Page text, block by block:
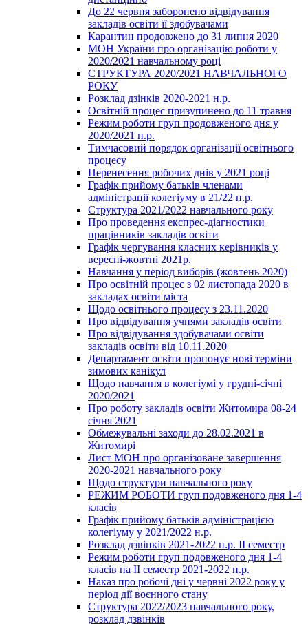
До 22 червня заборонено відвідування
закладів освіти її здобувачами
Карантин продовжено до 31 липня 2020
МОН України про організацію роботи у
2020/2021 навчальному році
СТРУКТУРА 2020/2021 НАВЧАЛЬНОГО
РОКУ
Розклад дзінків 2020-2021 н.р.
Освітній процес призупинено до 11 травня
Режим роботи груп продовженого дня у
2020/2021 н.р.
Тимчасовий порядок організації освітнього
процесу
Перенесення робочих днів у 2021 році
Графік прийому батьків членами
адміністрації колегіуму в 21/22 н.р.
Структура 2021/2022 навчального року
Про проведення експрес-діагностики
працівників закладів освіти
Графік чергування класних керівників у
вересні-жовтні 2021р.
Навчання у період виборів (жовтень 2020)
Про освітній процес з 02 листопада 2020 в
закладах освіти міста
Щодо освітнього процесу з 23.11.2020
Про відвідування учнями закладів освіти
Про відвідування здобувачами освіти
закладів освіти від 10.11.2020
Департамент освіти пропонує нові терміни
зимових канікул
Щодо навчання в колегіумі у грудні-січні
2020/2021
Про роботу закладів освіти Житомира 08-24
січня 2021
Обмежувальні заходи до 28.02.2021 в
Житомирі
Лист МОН про організоване завершення
2020-2021 навчального року
Щодо структури навчального року
РЕЖИМ РОБОТИ груп подовженого дня 1-4
класів
Графік прийому батьків адміністрацією
колегіуму у 2021/2022 н.р.
Розклад дзвінків 2021-2022 н.р. ІІ семестр
Режим роботи груп подовженого дня 1-4
класів на ІІ семестр 2021-2022 н.р.
Наказ про робочі дні у червні 2022 року у
період дії воєнного стану
Структура 2022/2023 навчального року,
розклад дзвінків